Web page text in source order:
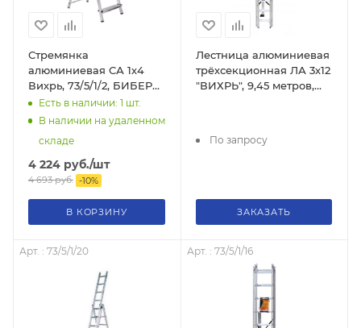
Стремянка
алюминиевая СА 1х4
Вихрь, 73/5/1/2, БИБЕР
98004, тов-071388
Есть в наличии: 1 шт.
В наличии на удаленном
складе
4 224 руб./шт
4 693руб. -10%
В КОРЗИНУ
Лестница алюминиевая
трёхсекционная ЛА 3х12
"ВИХРЬ", 9,45 метров,
По запросу
ЗАКАЗАТЬ
Арт. : 73/5/1/20 Арт. : 73/5/1/16